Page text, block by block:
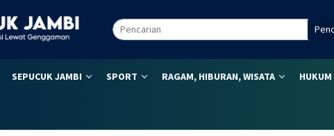
SEPUCUK JAMBI SPORT RAGAM, HIBURAN, WISATA HUKUM